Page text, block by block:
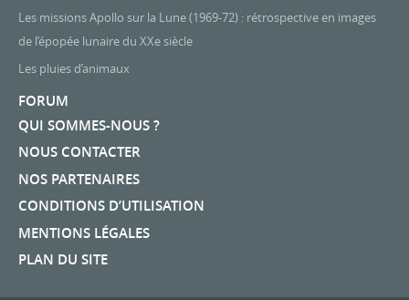
Les missions Apollo sur la Lune (1969-72) : rétrospective en images
de l’épopée lunaire du XXe siècle
Les pluies d’animaux
FORUM
QUI SOMMES-NOUS ?
NOUS CONTACTER
NOS PARTENAIRES
CONDITIONS D’UTILISATION
MENTIONS LÉGALES
PLAN DU SITE